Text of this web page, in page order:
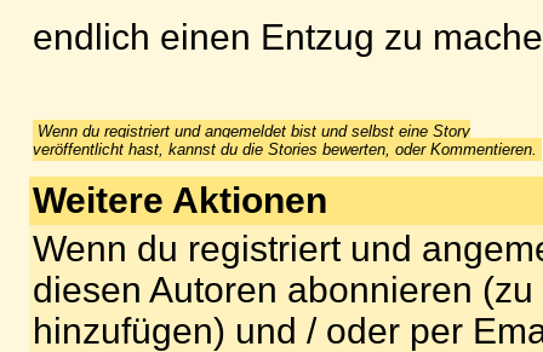
endlich einen Entzug zu
Wenn du registriert und angemeldet bist und selbst eine Story
veröffentlicht hast, kannst du die Stories bewerten, oder Kommentieren.
Weitere Aktionen
Wenn du registriert und
diesen Autoren abonnieren
hinzufügen) und / oder per